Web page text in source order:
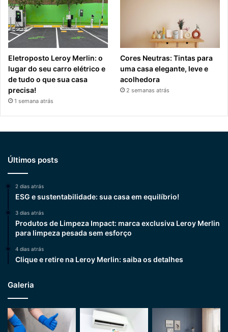
Eletroposto Leroy Merlin: o
lugar do seu carro elétrico e
de tudo o que sua casa
precisa!
1 semana atrás
Cores Neutras: Tintas para
uma casa elegante, leve e
acolhedora
2 semanas atrás
Últimos posts
2 dias atrás
ESG e sustentabilidade: sua casa em equilíbrio!
3 dias atrás
Produtos de Limpeza Impact: marca exclusiva Leroy Merlin
para limpeza pesada sem esforço
4 dias atrás
Clique e retire na Leroy Merlin: saiba os detalhes
Galeria